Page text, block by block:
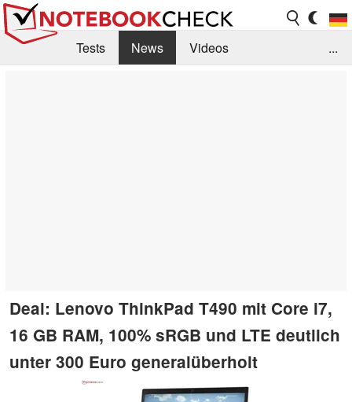
Tests News
Videos
...
Deal: Lenovo ThinkPad T490 mit Core i7,
16 GB RAM, 100% sRGB und LTE deutlich
unter 300 Euro generalüberholt